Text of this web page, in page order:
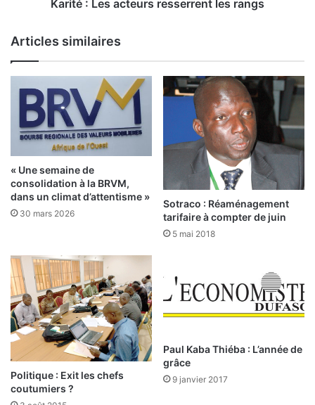
n
t
s
e
v
o
p
a
s
t
e
u
e
r
r
t
l
e
s
r
a
n
g
s
Karité : Les acteurs resserrent les rangs
Articles similaires
« Une semaine de
consolidation à la BRVM,
dans un climat d’attentisme »
30 mars 2026
Sotraco : Réaménagement
tarifaire à compter de juin
5 mai 2018
Politique : Exit les chefs
coutumiers ?
Paul Kaba Thiéba : L’année de
grâce
9 janvier 2017